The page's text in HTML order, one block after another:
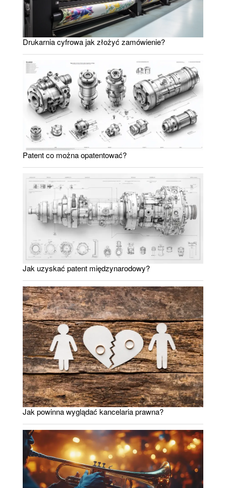
Drukarnia cyfrowa jak złożyć zamówienie?
Patent co można opatentować?
Jak uzyskać patent międzynarodowy?
Jak powinna wyglądać kancelaria prawna?